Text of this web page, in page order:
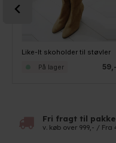
Like-It skoholder til støvler
59,-
På lager
Fri fragt til
v. køb over 999,- / Fra